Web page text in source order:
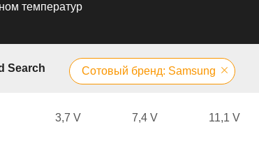
температур
Search Сотовый бренд: Samsung
3,7 V 7,4 V 11,1 V